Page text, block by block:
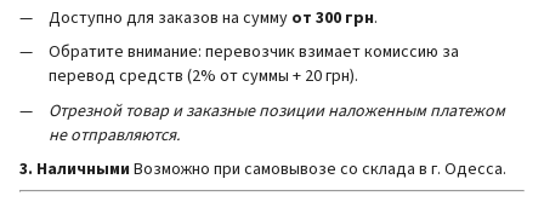
Доступно для заказов на сумму от 300 грн.
Обратите внимание: перевозчик взимает комиссию за
перевод средств (2% от суммы + 20 грн).
Отрезной товар и заказные позиции наложенным платежом
не отправляются.
3. Наличными Возможно при самовывозе со склада в г. Одесса.